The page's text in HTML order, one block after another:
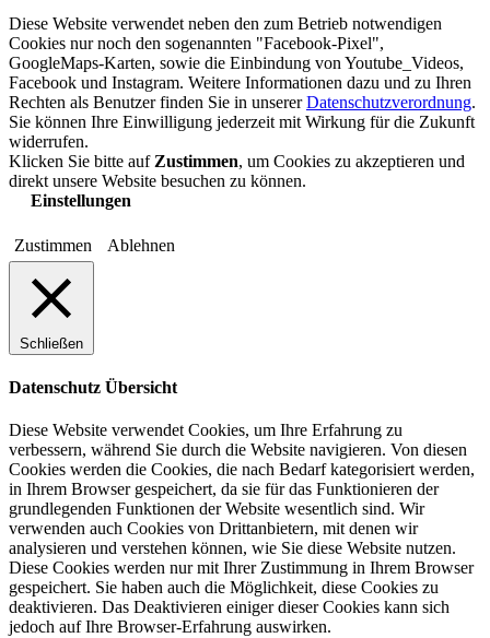
Diese Website verwendet neben den zum Betrieb notwendigen
Cookies nur noch den sogenannten "Facebook-Pixel",
GoogleMaps-Karten, sowie die Einbindung von Youtube_Videos,
Facebook und Instagram. Weitere Informationen dazu und zu Ihren
Rechten als Benutzer finden Sie in unsererDatenschutzverordnung.
Sie können Ihre Einwilligung jederzeit mit Wirkung für die Zukunft
widerrufen.
Klicken Sie bitte auf Zustimmen, um Cookies zu akzeptieren und
direkt unsere Website besuchen zu können.
Einstellungen
Zustimmen Ablehnen
Schließen
Datenschutz Übersicht
Diese Website verwendet Cookies, um Ihre Erfahrung zu
verbessern, während Sie durch die Website navigieren. Von diesen
Cookies werden die Cookies, die nach Bedarf kategorisiert werden,
in Ihrem Browser gespeichert, da sie für das Funktionieren der
grundlegenden Funktionen der Website wesentlich sind. Wir
verwenden auch Cookies von Drittanbietern, mit denen wir
analysieren und verstehen können, wie Sie diese Website nutzen.
Diese Cookies werden nur mit Ihrer Zustimmung in Ihrem Browser
gespeichert. Sie haben auch die Möglichkeit, diese Cookies zu
deaktivieren. Das Deaktivieren einiger dieser Cookies kann sich
jedoch auf Ihre Browser-Erfahrung auswirken.